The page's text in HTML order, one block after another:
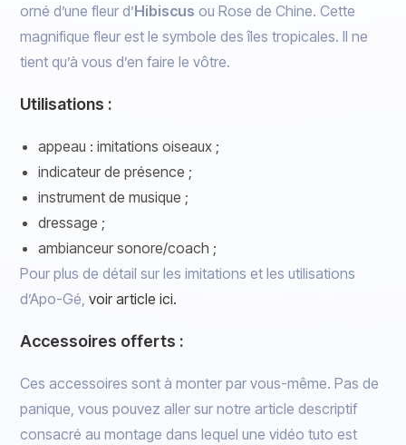
orné d’une fleur d’Hibiscus ou Rose de Chine. Cette
magnifique fleur est le symbole des îles tropicales. Il ne
tient qu’à vous d’en faire le vôtre.
Utilisations :
appeau : imitations oiseaux ;
indicateur de présence ;
instrument de musique ;
dressage ;
ambianceur sonore/coach ;
Pour plus de détail sur les imitations et les utilisations
d’Apo-Gé,voir article ici.
Accessoires offerts :
Ces accessoires sont à monter par vous-même. Pas de
panique, vous pouvez aller sur notre article descriptif
consacré au montage dans lequel une vidéo tuto est